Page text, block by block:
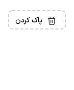
پاک کردن